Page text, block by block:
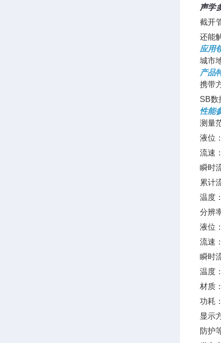
声学
截开
还能
应用
城市
产品
携带
SB数
性能
测量
液位
流速
瞬时
累计
温度
分辨
液位
流速
瞬时
温度
材质
功耗
显示
防护